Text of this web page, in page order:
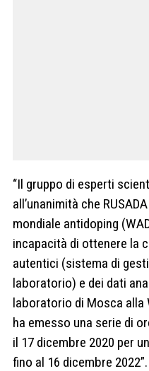
“Il gruppo di esperti
all’unanimità che
mondiale antidoping
incapacità di ottenere la
autentici (sistema di
laboratorio) e dei dati
laboratorio di Mosca alla
ha emesso una serie di
il 17 dicembre 2020 per
fino al 16 dicembre 2022”.